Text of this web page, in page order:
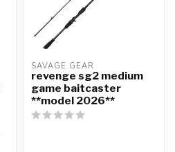
SAVAGE GEAR
revenge sg2 medium
game baitcaster
**model 2026**